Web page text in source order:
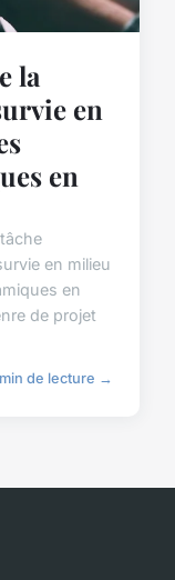
la
en
en
en milieu
en
de projet
de lecture →